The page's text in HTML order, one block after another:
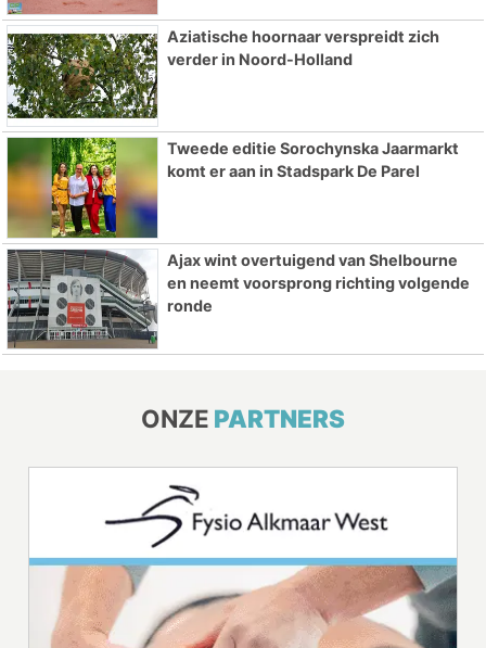
Aziatische hoornaar verspreidt zich
verder in Noord-Holland
Tweede editie Sorochynska Jaarmarkt
komt er aan in Stadspark De Parel
Ajax wint overtuigend van Shelbourne
en neemt voorsprong richting volgende
ronde
ONZE PARTNERS